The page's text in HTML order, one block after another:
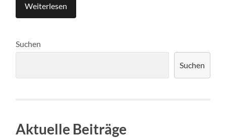
Weiterlesen
Suchen
Suchen
Aktuelle Beiträge